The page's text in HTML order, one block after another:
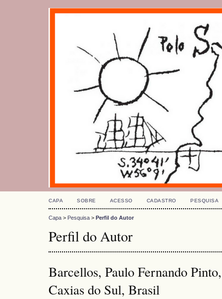
CAPA SOBRE ACESSO CADASTRO PESQUISA
Capa > Pesquisa > Perfil do Autor
Perfil do Autor
Barcellos, Paulo Fernando
Caxias do Sul, Brasil